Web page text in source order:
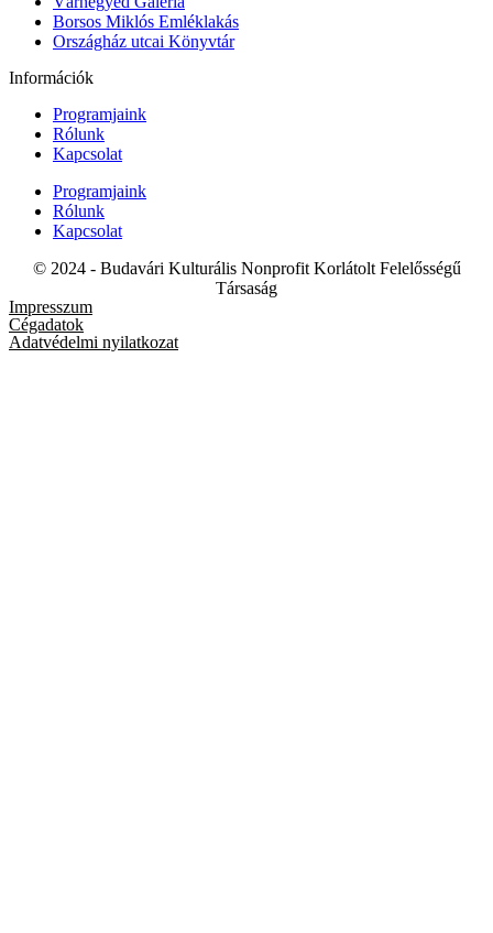
Borsos Miklós Emléklakás
Országház utcai Könyvtár
Információk
Programjaink
Rólunk
Kapcsolat
Programjaink
Rólunk
Kapcsolat
© 2024 - Budavári Kulturális Nonprofit Korlátolt Felelősségű
Társaság
Impresszum
Cégadatok
Adatvédelmi nyilatkozat